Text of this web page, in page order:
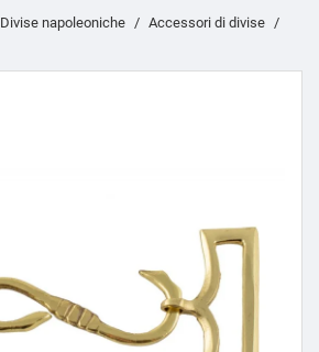
Divise napoleoniche
Accessori di divise